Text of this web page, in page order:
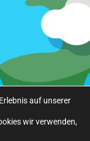
vorbehalten.
auf unserer
wir verwenden,